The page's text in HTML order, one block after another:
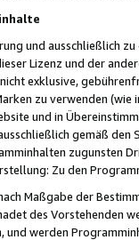
und ausschließlich
Lizenz und der
exklusive,
zu verwenden
und in
gemäß
zugunsten
Zu den
Maßgabe der
des Vorstehenden
werden